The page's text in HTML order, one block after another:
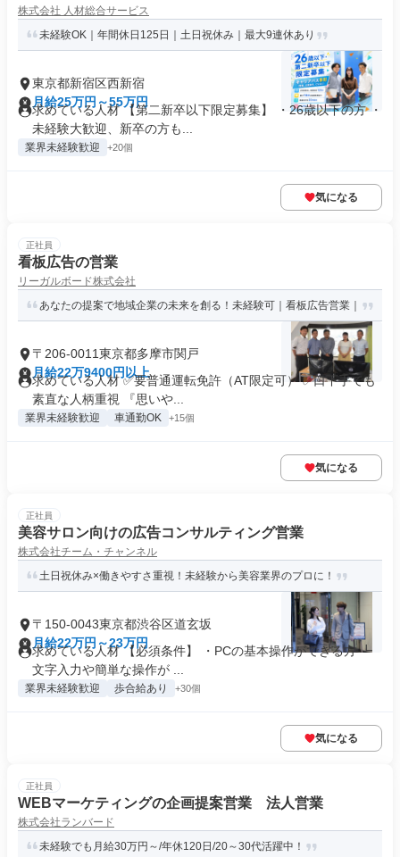
株式会社 人材総合サービス
未経験OK｜年間休日125日｜土日祝休み｜最大9連休あり
東京都新宿区西新宿
月給25万円～55万円
求めている人材 【第二新卒以下限定募集】 ・26歳以下の方 ・
未経験大歓迎、新卒の方も...
業界未経験歓迎 +20個
気になる
正社員
看板広告の営業
リーガルボード株式会社
あなたの提案で地域企業の未来を創る！未経験可｜看板広告営業｜
〒206-0011東京都多摩市関戸
月給22万9400円以上
求めている人材 ✅要普通運転免許（AT限定可） ✅口下手でも
素直な人柄重視 『思いや...
業界未経験歓迎 車通勤OK +15個
気になる
正社員
美容サロン向けの広告コンサルティング営業
株式会社チーム・チャンネル
土日祝休み×働きやすさ重視！未経験から美容業界のプロに！
〒150-0043東京都渋谷区道玄坂
月給22万円～23万円
求めている人材 【必須条件】 ・PCの基本操作ができる方 ┗
文字入力や簡単な操作が ...
業界未経験歓迎 歩合給あり +30個
気になる
正社員
WEBマーケティングの企画提案営業 法人営業
株式会社ランバード
未経験でも月給30万円～/年休120日/20～30代活躍中！